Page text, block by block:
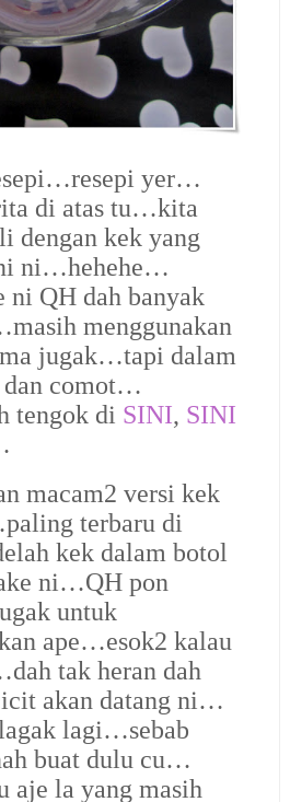
yer…
di atas tu…kita
dengan kek yang
ni…hehehe…
ni QH dah banyak
menggunakan
jugak…tapi dalam
dan comot…
tengok di SINI, SINI
macam2 versi kek
terbaru di
kek dalam botol
ni…QH pon
untuk
ape…esok2 kalau
tak heran dah
akan datang ni…
lagi…sebab
buat dulu cu…
aje la yang masih